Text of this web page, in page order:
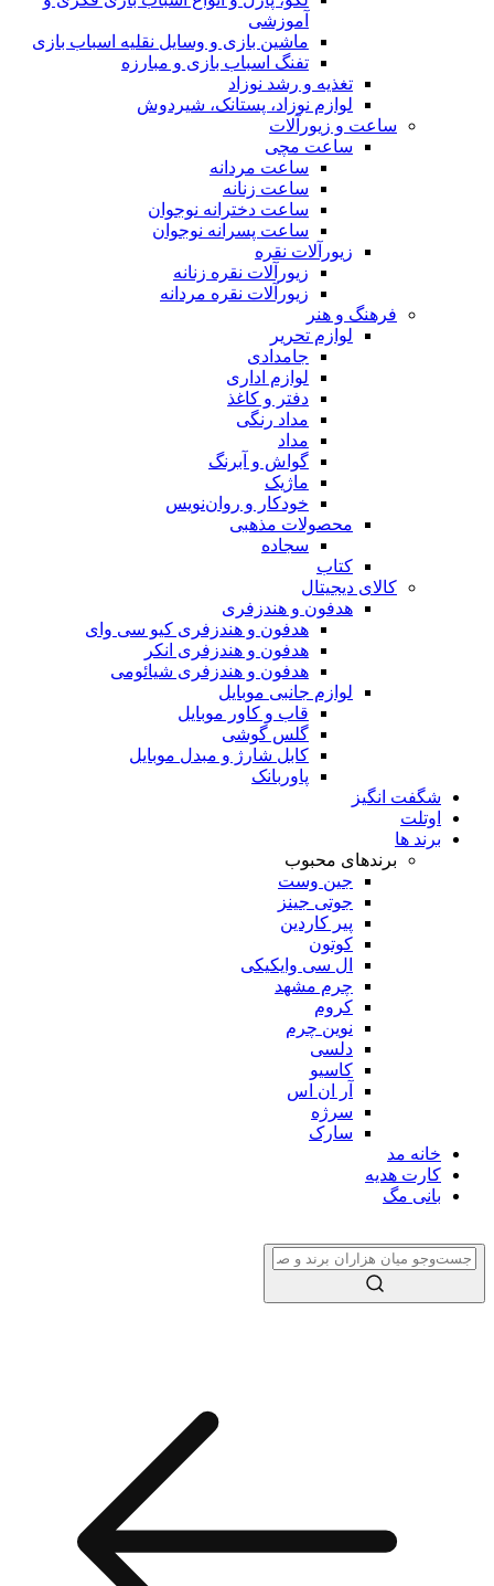
آموزشی
ماشین بازی و وسایل نقلیه اسباب بازی
تفنگ اسباب بازی و مبارزه
تغذیه و رشد نوزاد
لوازم نوزاد، پستانک، شیردوش
ساعت و زیور‌آلات
ساعت مچی
ساعت مردانه
ساعت زنانه
ساعت دخترانه نوجوان
ساعت پسرانه نوجوان
زیورآلات نقره
زیورآلات نقره زنانه
زیورآلات نقره مردانه
فرهنگ و هنر
لوازم تحریر
جامدادی
لوازم اداری
دفتر و کاغذ
مداد رنگی
مداد
گواش و آبرنگ
ماژیک
خودکار و روان‌نویس
محصولات مذهبی
سجاده
کتاب
کالای دیجیتال
هدفون و هندزفری
هدفون و هندزفری کیو سی وای
هدفون و هندزفری انکر
هدفون و هندزفری شیائومی
لوازم جانبی موبایل
قاب و کاور موبایل
گلس گوشی
کابل شارژ و مبدل موبایل
پاوربانک
شگفت انگیز
اوتلت
برند ها
برندهای محبوب
جین وست
جوتی جینز
پیر کاردین
کوتون
ال سی وایکیکی
چرم مشهد
کروم
نوین چرم
دلسی
کاسیو
آر ان اس
سرژه
سارک
خانه مد
کارت هدیه
بانی مگ